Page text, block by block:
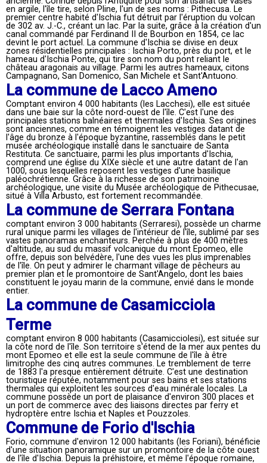
en argile, l'île tire, selon Pline, l'un de ses noms : Pithecusa. Le
premier centre habité d'Ischia fut détruit par l'éruption du volcan
de 302 av. J.-C., créant un lac. Par la suite, grâce à la création d'un
canal commandé par Ferdinand II de Bourbon en 1854, ce lac
devint le port actuel. La commune d'Ischia se divise en deux
zones résidentielles principales : Ischia Porto, près du port, et le
hameau d'Ischia Ponte, qui tire son nom du pont reliant le
château aragonais au village. Parmi les autres hameaux, citons
Campagnano, San Domenico, San Michele et Sant'Antuono.
La commune de Lacco Ameno
Comptant environ 4 000 habitants (les Lacchesi), elle est située
dans une baie sur la côte nord-ouest de l'île. C'est l'une des
principales stations balnéaires et thermales d'Ischia. Ses origines
sont anciennes, comme en témoignent les vestiges datant de
l'âge du bronze à l'époque byzantine, rassemblés dans le petit
musée archéologique installé dans le sanctuaire de Santa
Restituta. Ce sanctuaire, parmi les plus importants d'Ischia,
comprend une église du XIXe siècle et une autre datant de l'an
1000, sous lesquelles reposent les vestiges d'une basilique
paléochrétienne. Grâce à la richesse de son patrimoine
archéologique, une visite du Musée archéologique de Pithecusae,
situé à Villa Arbusto, est fortement recommandée.
La commune de Serrara Fontana
comptant environ 3 000 habitants (Serraresi), possède un charme
rural unique parmi les villages de l'intérieur de l'île, sublimé par ses
vastes panoramas enchanteurs. Perchée à plus de 400 mètres
d'altitude, au sud du massif volcanique du mont Epomeo, elle
offre, depuis son belvédère, l'une des vues les plus imprenables
de l'île. On peut y admirer le charmant village de pêcheurs au
premier plan et le promontoire de Sant'Angelo, dont les baies
constituent le joyau marin de la commune, envié dans le monde
entier.
La commune de Casamicciola
Terme
comptant environ 8 000 habitants (Casamicciolesi), est située sur
la côte nord de l'île. Son territoire s'étend de la mer aux pentes du
mont Epomeo et elle est la seule commune de l'île à être
limitrophe des cinq autres communes. Le tremblement de terre
de 1883 l'a presque entièrement détruite. C'est une destination
touristique réputée, notamment pour ses bains et ses stations
thermales qui exploitent les sources d'eau minérale locales. La
commune possède un port de plaisance d'environ 300 places et
un port de commerce avec des liaisons directes par ferry et
hydroptère entre Ischia et Naples et Pouzzoles.
Commune de Forio d'Ischia
Forio, commune d'environ 12 000 habitants (les Foriani), bénéficie
d'une situation panoramique sur un promontoire de la côte ouest
de l'île d'Ischia. Depuis la préhistoire, et même l'époque romaine,